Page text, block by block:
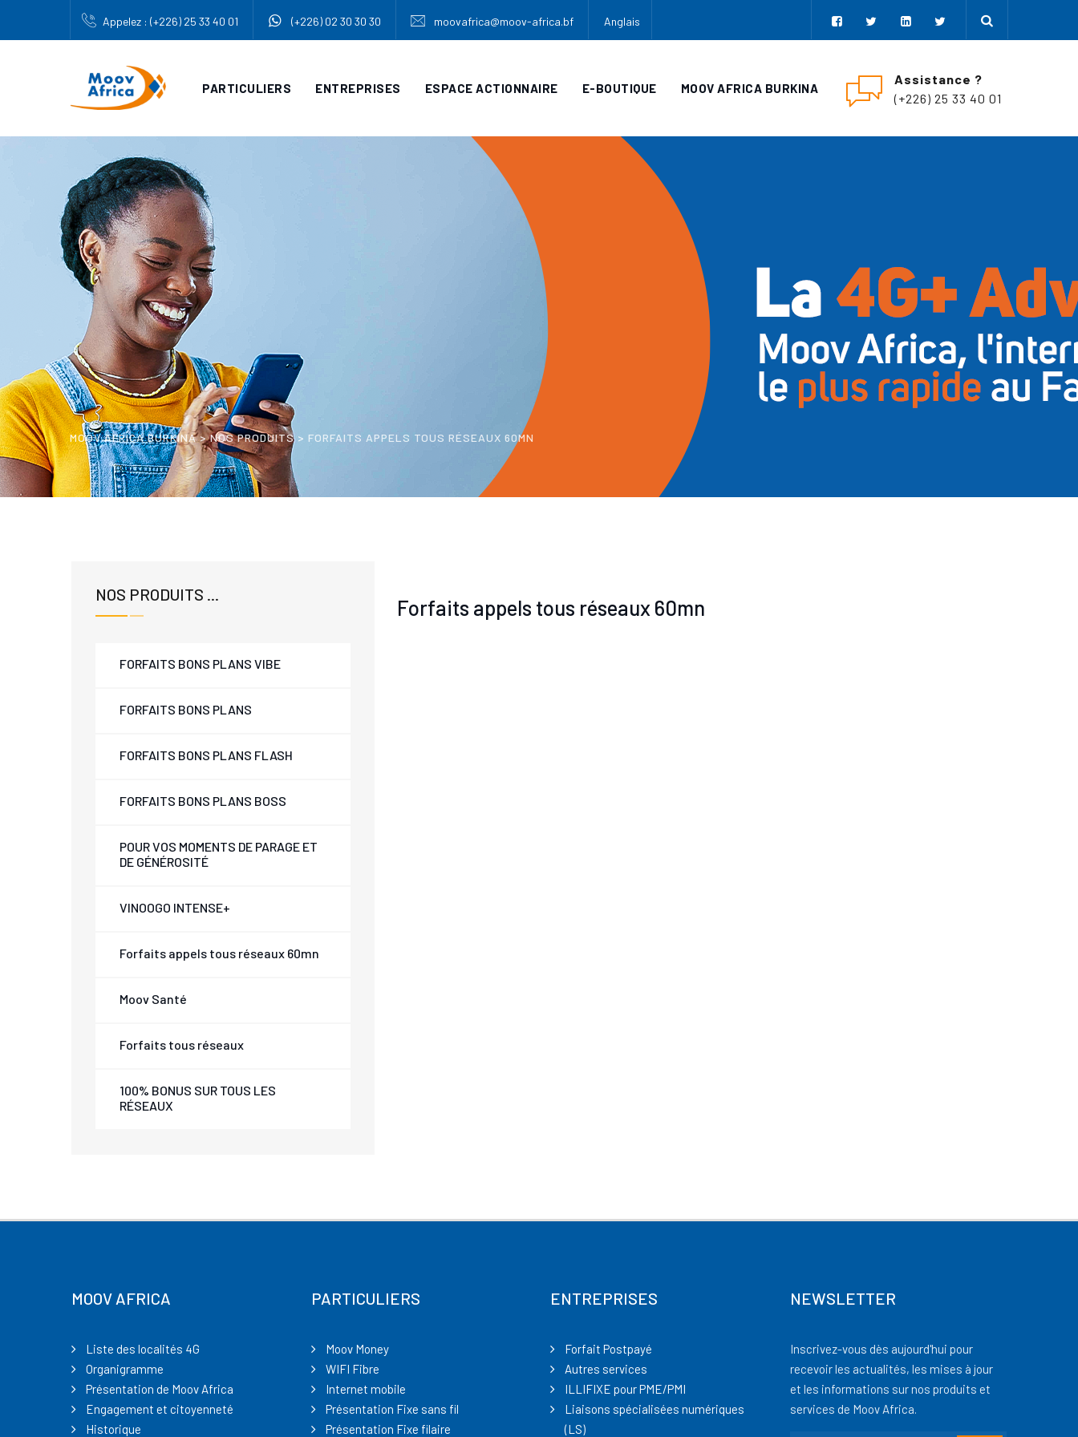
Appelez : (+226) 25 33 40 01 (+226) 02 30 30 30 moovafrica@moov-africa.bf Anglais
PARTICULIERS ENTREPRISES ESPACE ACTIONNAIRE E-BOUTIQUE MOOV AFRICA BURKINA
Assistance ?
(+226) 25 33 40 01
MOOV AFRICA BURKINA > NOS PRODUITS > FORFAITS APPELS TOUS RÉSEAUX 60MN
NOS PRODUITS ...
FORFAITS BONS PLANS VIBE
FORFAITS BONS PLANS
FORFAITS BONS PLANS FLASH
FORFAITS BONS PLANS BOSS
POUR VOS MOMENTS DE PARAGE ET
DE GÉNÉROSITÉ
VINOOGO INTENSE+
Forfaits appels tous réseaux 60mn
Moov Santé
Forfaits tous réseaux
100% BONUS SUR TOUS LES
RÉSEAUX
Forfaits appels tous réseaux 60mn
MOOV AFRICA
Liste des localités 4G
Organigramme
Présentation de Moov Africa
Engagement et citoyenneté
Historique
PARTICULIERS
Moov Money
WIFI Fibre
Internet mobile
Présentation Fixe sans fil
Présentation Fixe filaire
ENTREPRISES
Forfait Postpayé
Autres services
ILLIFIXE pour PME/PMI
Liaisons spécialisées numériques
(LS)
NEWSLETTER
Inscrivez-vous dès aujourd'hui pour
recevoir les actualités, les mises à jour
et les informations sur nos produits et
services de Moov Africa.